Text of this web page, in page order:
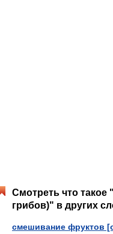
Смотреть что
грибов)" в других
смешивание фруктов